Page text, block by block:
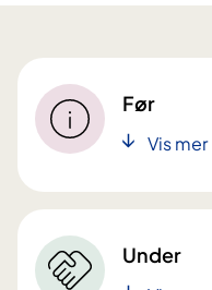
Før
Vis mer
Under